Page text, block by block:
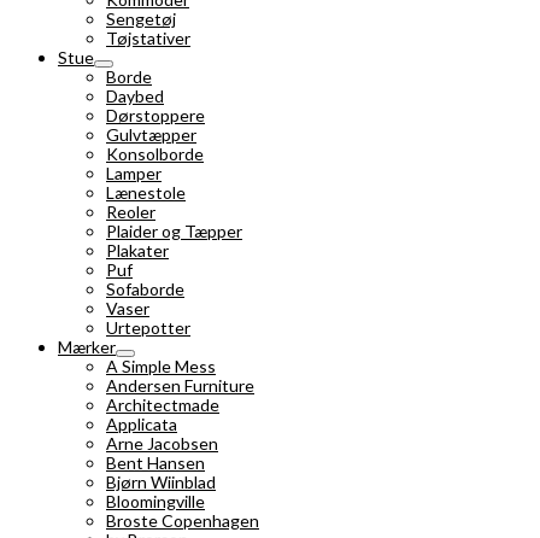
Sengetøj
Tøjstativer
Stue
Borde
Daybed
Dørstoppere
Gulvtæpper
Konsolborde
Lamper
Lænestole
Reoler
Plaider og Tæpper
Plakater
Puf
Sofaborde
Vaser
Urtepotter
Mærker
A Simple Mess
Andersen Furniture
Architectmade
Applicata
Arne Jacobsen
Bent Hansen
Bjørn Wiinblad
Bloomingville
Broste Copenhagen